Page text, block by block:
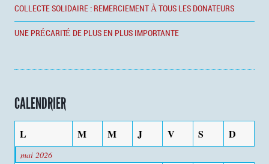
COLLECTE SOLIDAIRE : REMERCIEMENT À TOUS LES DONATEURS
UNE PRÉCARITÉ DE PLUS EN PLUS IMPORTANTE
CALENDRIER
mai 2026
L M M J V S D